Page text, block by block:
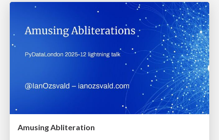
Amusing Abliteration